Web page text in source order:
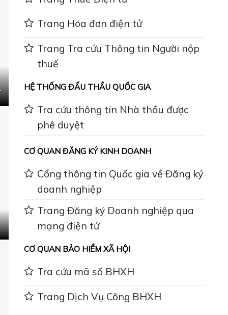
Trang Hóa đơn điện tử
Trang Tra cứu Thông tin Người nộp
thuế
HỆ THỐNG ĐẤU THẦU QUỐC GIA
Tra cứu thông tin Nhà thầu được
phê duyệt
CƠ QUAN ĐĂNG KÝ KINH DOANH
Cổng thông tin Quốc gia về Đăng ký
doanh nghiệp
Trang Đăng ký Doanh nghiệp qua
mạng điện tử
CƠ QUAN BẢO HIỂM XÃ HỘI
Tra cứu mã số BHXH
Trang Dịch Vụ Công BHXH